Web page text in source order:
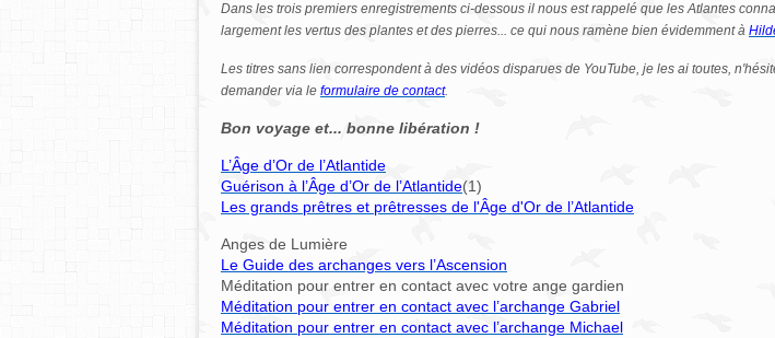
Dans les trois premiers enregistrements ci-dessous il nous est rappelé que les Atlantes
largement les vertus des plantes et des pierres... ce qui nous ramène bien évidemment à
Les titres sans lien correspondent à des vidéos disparues de YouTube, je les ai toutes,
demander via le formulaire de contact.
Bon voyage et... bonne libération !
L’Âge d’Or de l’Atlantide
Guérison à l’Âge d’Or de l’Atlantide(1)
Les grands prêtres et prêtresses de l'Âge d'Or de l’Atlantide
Anges de Lumière
Le Guide des archanges vers l’Ascension
Méditation pour entrer en contact avec votre ange gardien
Méditation pour entrer en contact avec l’archange Gabriel
Méditation pour entrer en contact avec l’archange Michael